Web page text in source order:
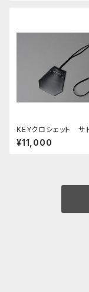
KEYクロシェット サ
ップ ブラック
¥11,000